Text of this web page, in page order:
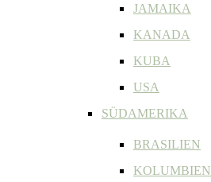
JAMAIKA
KANADA
KUBA
USA
SÜDAMERIKA
BRASILIEN
KOLUMBIEN